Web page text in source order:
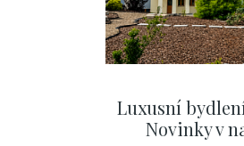
Luxusní
Novinky v